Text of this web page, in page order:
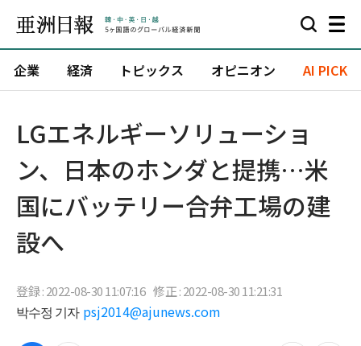
企業 経済 トピックス オピニオン AI PICK
LGエネルギーソリューショ
ン、日本のホンダと提携…米
国にバッテリー合弁工場の建
設へ
登録 : 2022-08-30 11:07:16 修正 : 2022-08-30 11:21:31
박수정 기자 psj2014@ajunews.com